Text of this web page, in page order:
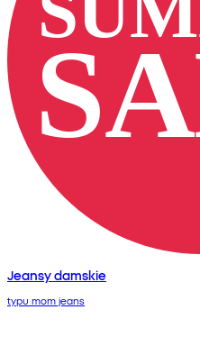
Jeansy damskie
typu mom jeans